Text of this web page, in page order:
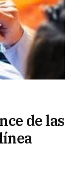
de las